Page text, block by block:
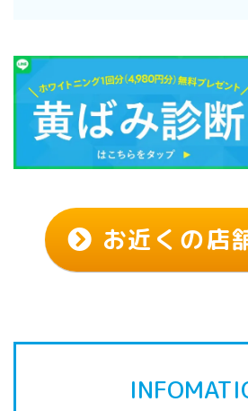
お近くの店